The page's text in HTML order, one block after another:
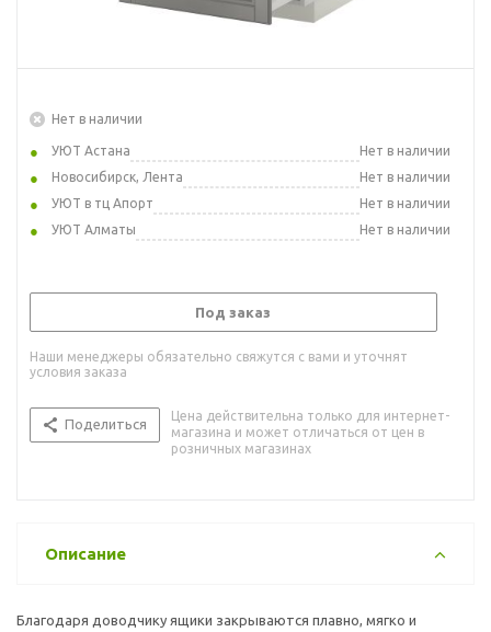
Нет в наличии
УЮТ Астана
Нет в наличии
Новосибирск, Лента
Нет в наличии
УЮТ в тц Апорт
Нет в наличии
УЮТ Алматы
Нет в наличии
Под заказ
Наши менеджеры обязательно свяжутся с вами и уточнят
условия заказа
Поделиться
Цена действительна только для интернет-
магазина и может отличаться от цен в
розничных магазинах
Описание
Благодаря доводчику ящики закрываются плавно, мягко и